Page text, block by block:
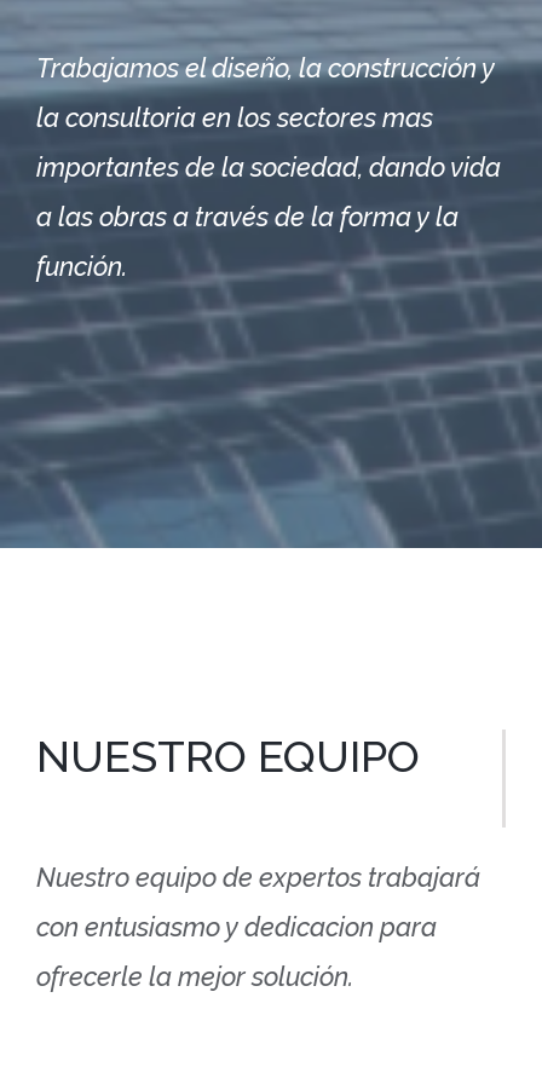
Trabajamos el diseño, la construcción y
la consultoria en los sectores mas
importantes de la sociedad, dando vida
a las obras a través de la forma y la
función.
NUESTRO EQUIPO
Nuestro equipo de expertos trabajará
con entusiasmo y dedicacion para
ofrecerle la mejor solución.